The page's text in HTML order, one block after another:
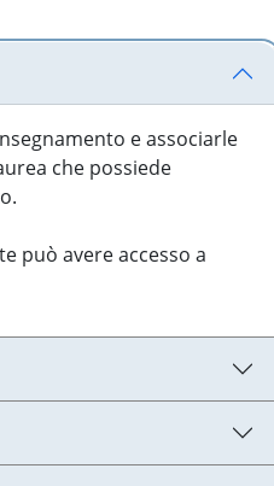
e associarle
che possiede
può avere accesso a